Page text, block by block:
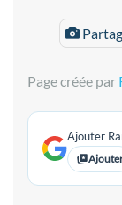
Page créée par
Ajouter